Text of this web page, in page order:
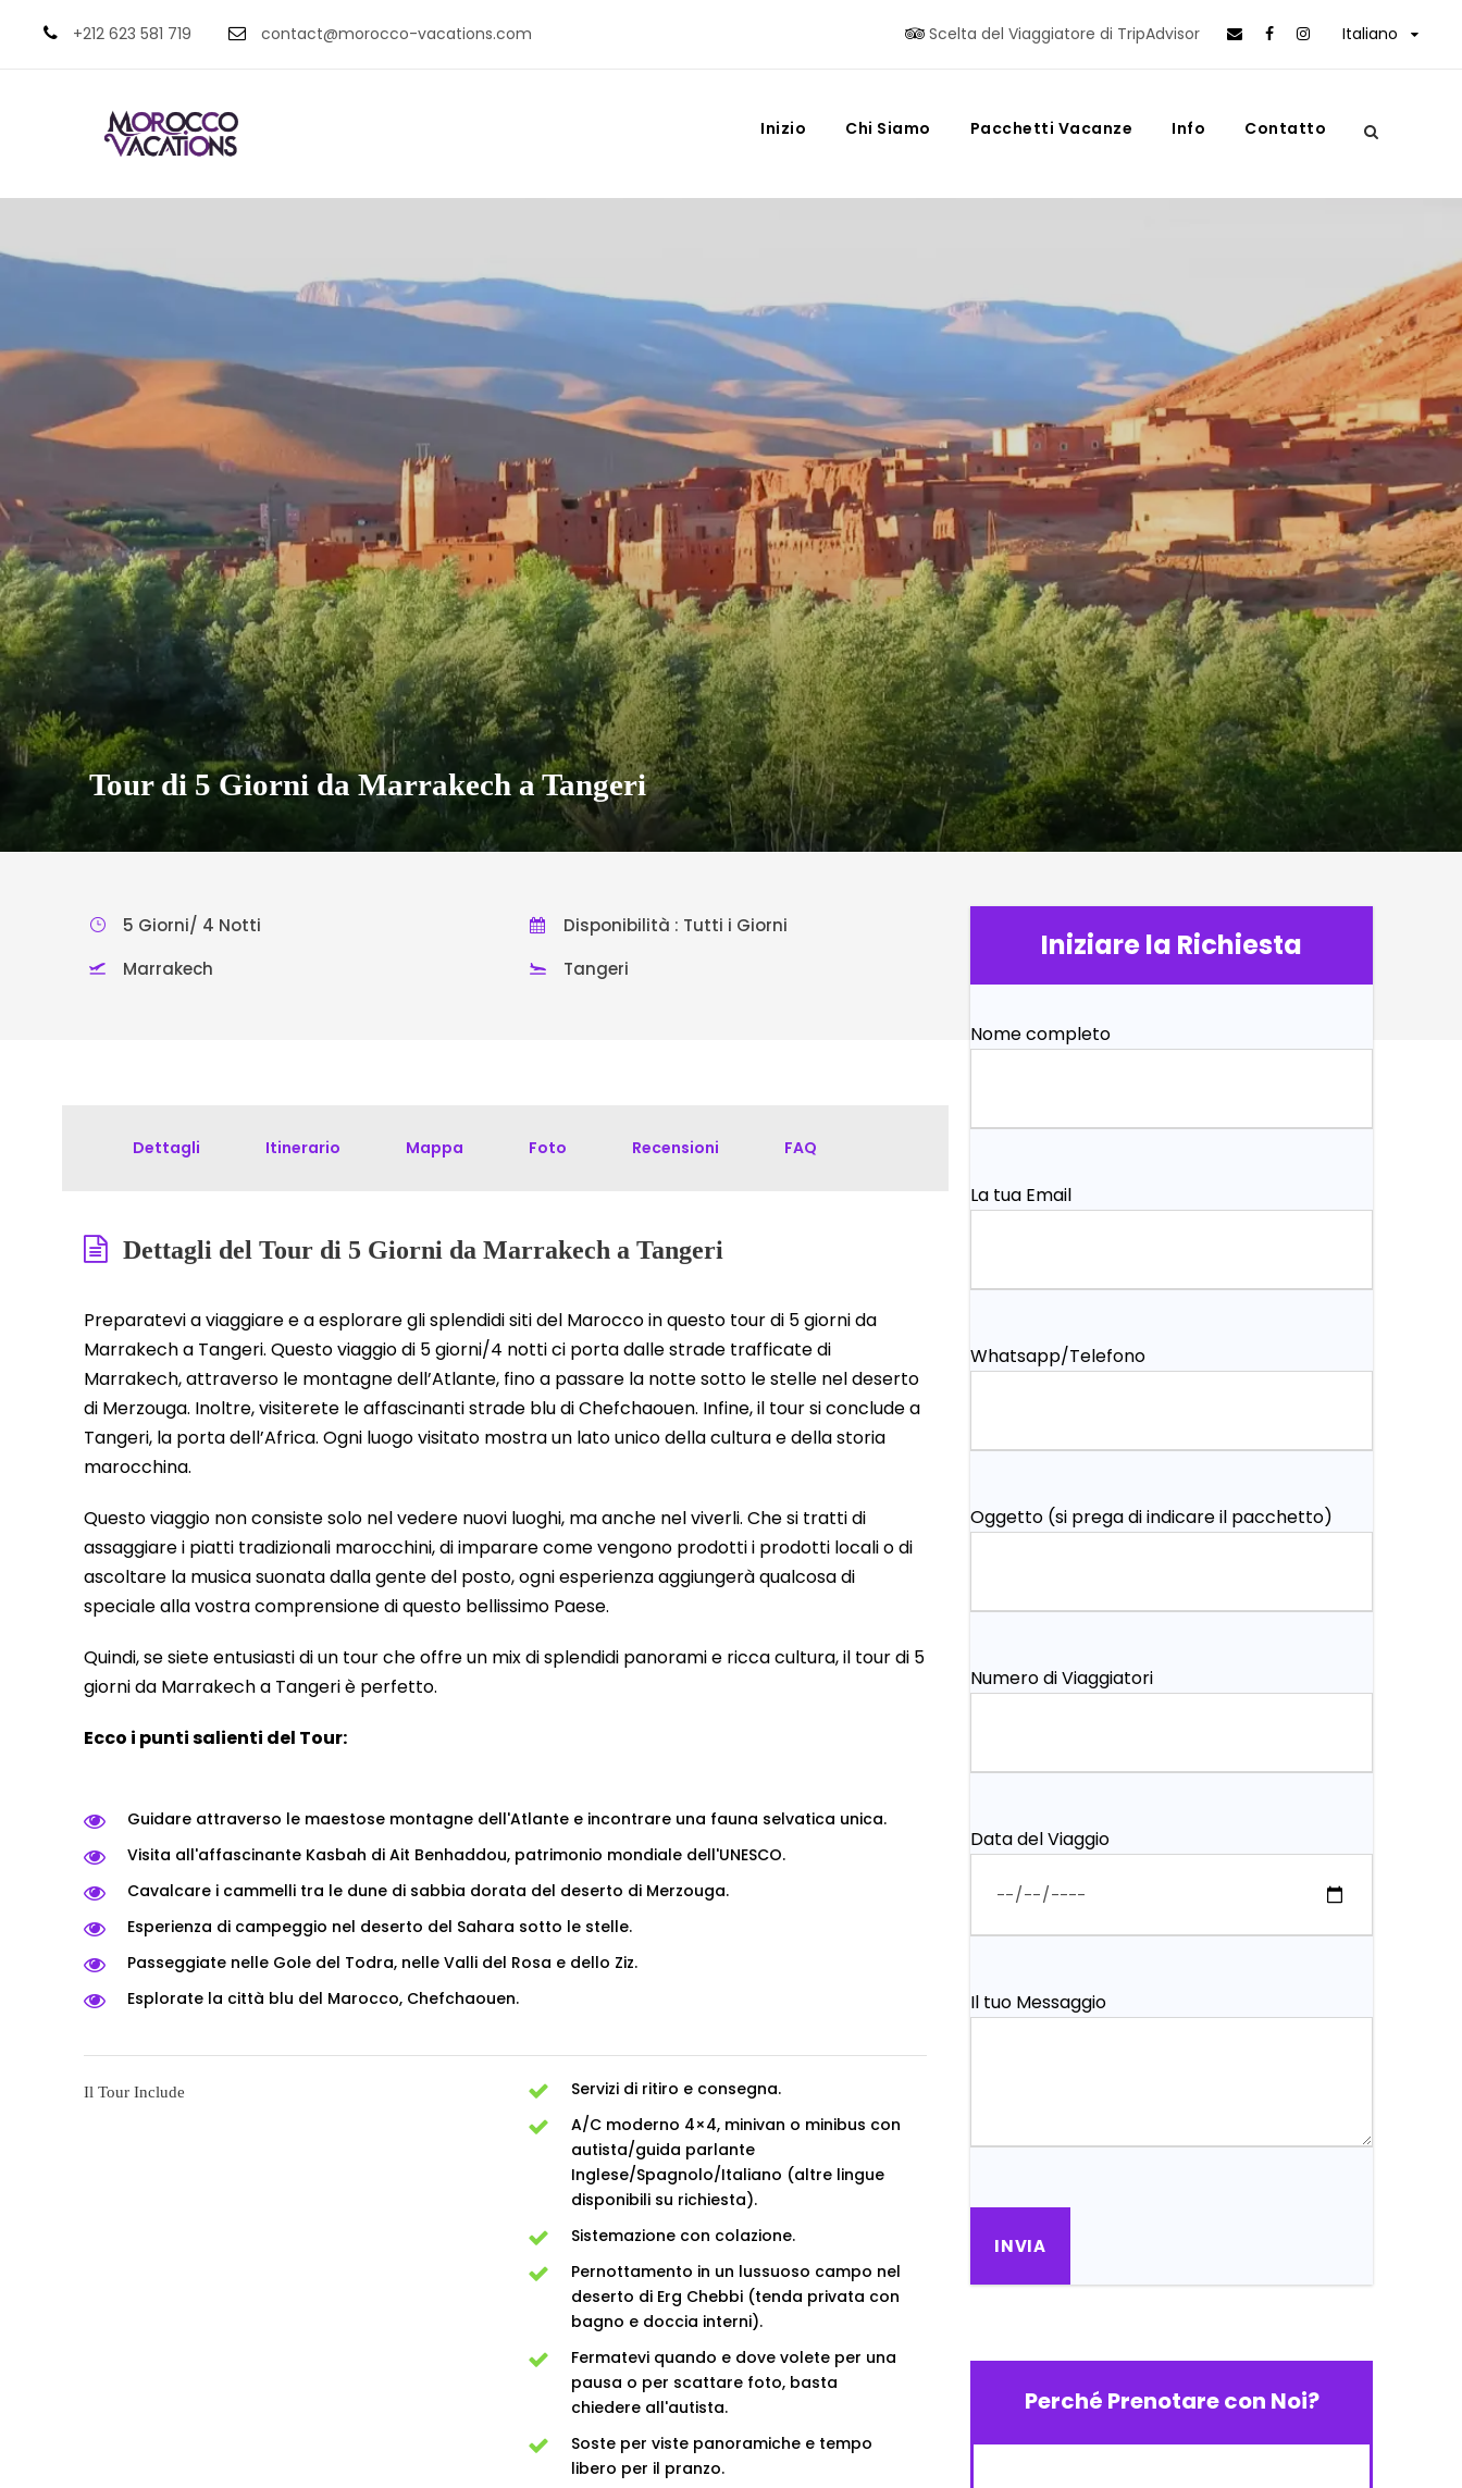
+212 623 581 719 contact@morocco-vacations.com Scelta del Viaggiatore di TripAdvisor Italiano
Inizio Chi Siamo Pacchetti Vacanze Info Contatto
Tour di 5 Giorni da Marrakech a Tangeri
Iniziare la Richiesta
Nome completo
La tua Email
Whatsapp/Telefono
Oggetto (si prega di indicare il pacchetto)
Numero di Viaggiatori
Data del Viaggio
Il tuo Messaggio
Perché Prenotare con Noi?
5 Giorni/ 4 Notti
Disponibilità : Tutti i Giorni
Marrakech
Tangeri
Dettagli Itinerario Mappa Foto Recensioni FAQ
Dettagli del Tour di 5 Giorni da Marrakech a Tangeri
Preparatevi a viaggiare e a esplorare gli splendidi siti del Marocco in questo tour di 5 giorni da
Marrakech a Tangeri. Questo viaggio di 5 giorni/4 notti ci porta dalle strade trafficate di
Marrakech, attraverso le montagne dell’Atlante, fino a passare la notte sotto le stelle nel deserto
di Merzouga. Inoltre, visiterete le affascinanti strade blu di Chefchaouen. Infine, il tour si conclude a
Tangeri, la porta dell’Africa. Ogni luogo visitato mostra un lato unico della cultura e della storia
marocchina.
Questo viaggio non consiste solo nel vedere nuovi luoghi, ma anche nel viverli. Che si tratti di
assaggiare i piatti tradizionali marocchini, di imparare come vengono prodotti i prodotti locali o di
ascoltare la musica suonata dalla gente del posto, ogni esperienza aggiungerà qualcosa di
speciale alla vostra comprensione di questo bellissimo Paese.
Quindi, se siete entusiasti di un tour che offre un mix di splendidi panorami e ricca cultura, il tour di 5
giorni da Marrakech a Tangeri è perfetto.
Ecco i punti salienti del Tour:
Guidare attraverso le maestose montagne dell'Atlante e incontrare una fauna selvatica unica.
Visita all'affascinante Kasbah di Ait Benhaddou, patrimonio mondiale dell'UNESCO.
Cavalcare i cammelli tra le dune di sabbia dorata del deserto di Merzouga.
Esperienza di campeggio nel deserto del Sahara sotto le stelle.
Passeggiate nelle Gole del Todra, nelle Valli del Rosa e dello Ziz.
Esplorate la città blu del Marocco, Chefchaouen.
Il Tour Include
Servizi di ritiro e consegna.
A/C moderno 4×4, minivan o minibus con
autista/guida parlante
Inglese/Spagnolo/Italiano (altre lingue
disponibili su richiesta).
Sistemazione con colazione.
Pernottamento in un lussuoso campo nel
deserto di Erg Chebbi (tenda privata con
bagno e doccia interni).
Fermatevi quando e dove volete per una
pausa o per scattare foto, basta
chiedere all'autista.
Soste per viste panoramiche e tempo
libero per il pranzo.